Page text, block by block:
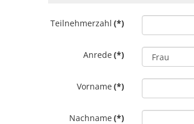
Teilnehmerzahl (*)
Anrede(*)
Vorname(*)
Nachname(*)